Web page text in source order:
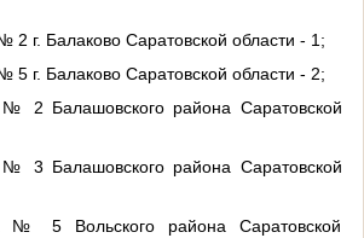
2 г. Балаково Саратовской области - 1;
5 г. Балаково Саратовской области - 2;
№ 2 Балашовского района Саратовской
№ 3 Балашовского района Саратовской
№ 5 Вольского района Саратовской